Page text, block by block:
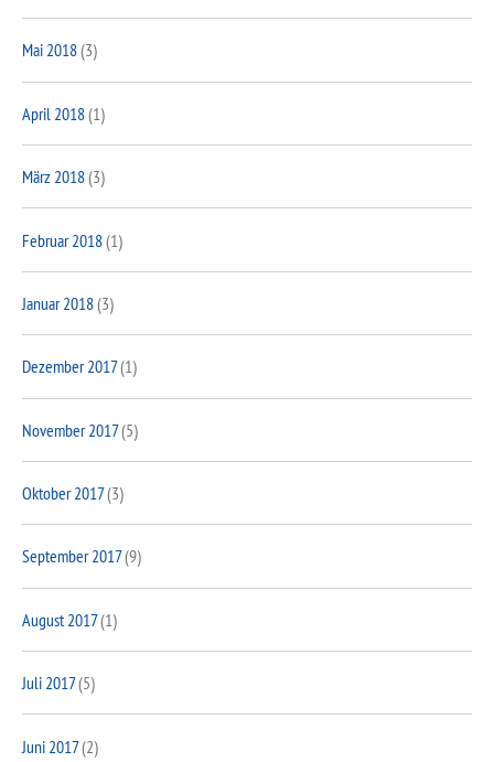
Mai 2018(3)
April 2018(1)
März 2018(3)
Februar 2018(1)
Januar 2018(3)
Dezember 2017(1)
November 2017(5)
Oktober 2017(3)
September 2017(9)
August 2017(1)
Juli 2017(5)
Juni 2017(2)